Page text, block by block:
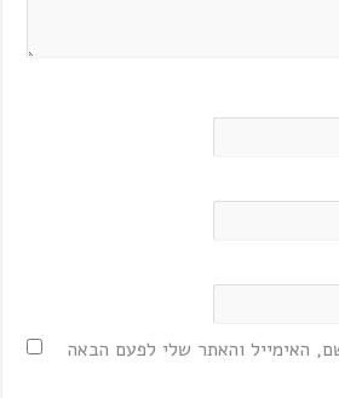
האימייל והאתר שלי לפעם הבאה